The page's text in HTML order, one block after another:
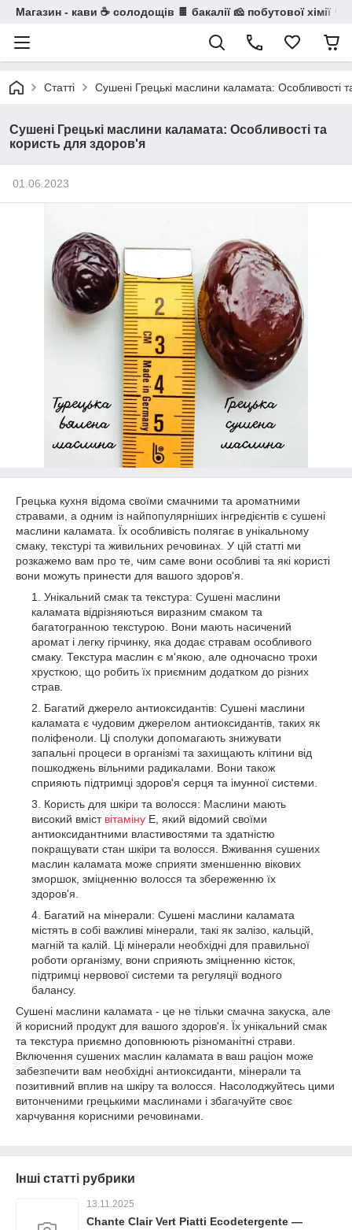
Магазин - кави ☕ солодощів 🍫 бакалії 🧀 побутової хімії 🧼
Статті Сушені Грецькі маслини каламата: Особливості
Сушені Грецькі маслини каламата: Особливості та
користь для здоров'я
01.06.2023
Грецька кухня відома своїми смачними та ароматними
стравами, а одним із найпопулярніших інгредієнтів є сушені
маслини каламата. Їх особливість полягає в унікальному
смаку, текстурі та живильних речовинах. У цій статті ми
розкажемо вам про те, чим саме вони особливі та які користі
вони можуть принести для вашого здоров'я.
Унікальний смак та текстура: Сушені маслини
каламата відрізняються виразним смаком та
багатогранною текстурою. Вони мають насичений
аромат і легку гірчинку, яка додає стравам особливого
смаку. Текстура маслин є м'якою, але одночасно трохи
хрусткою, що робить їх приємним додатком до різних
страв.
Багатий джерело антиоксидантів: Сушені маслини
каламата є чудовим джерелом антиоксидантів, таких як
поліфеноли. Ці сполуки допомагають знижувати
запальні процеси в організмі та захищають клітини від
пошкоджень вільними радикалами. Вони також
сприяють підтримці здоров'я серця та імунної системи.
Користь для шкіри та волосся: Маслини мають
високий вміст вітаміну Е, який відомий своїми
антиоксидантними властивостями та здатністю
покращувати стан шкіри та волосся. Вживання сушених
маслин каламата може сприяти зменшенню вікових
зморшок, зміцненню волосся та збереженню їх
здоров'я.
Багатий на мінерали: Сушені маслини каламата
містять в собі важливі мінерали, такі як залізо, кальцій,
магній та калій. Ці мінерали необхідні для правильної
роботи організму, вони сприяють зміцненню кісток,
підтримці нервової системи та регуляції водного
балансу.
Сушені маслини каламата - це не тільки смачна закуска, але
й корисний продукт для вашого здоров'я. Їх унікальний смак
та текстура приємно доповнюють різноманітні страви.
Включення сушених маслин каламата в ваш раціон може
забезпечити вам необхідні антиоксиданти, мінерали та
позитивний вплив на шкіру та волосся. Насолоджуйтесь цими
витонченими грецькими маслинами і збагачуйте своє
харчування корисними речовинами.
Інші статті рубрики
13.11.2025
Chante Clair Vert Piatti Ecodetergente —